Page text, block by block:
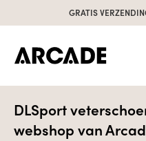
GRATIS
DLSport
webshop van